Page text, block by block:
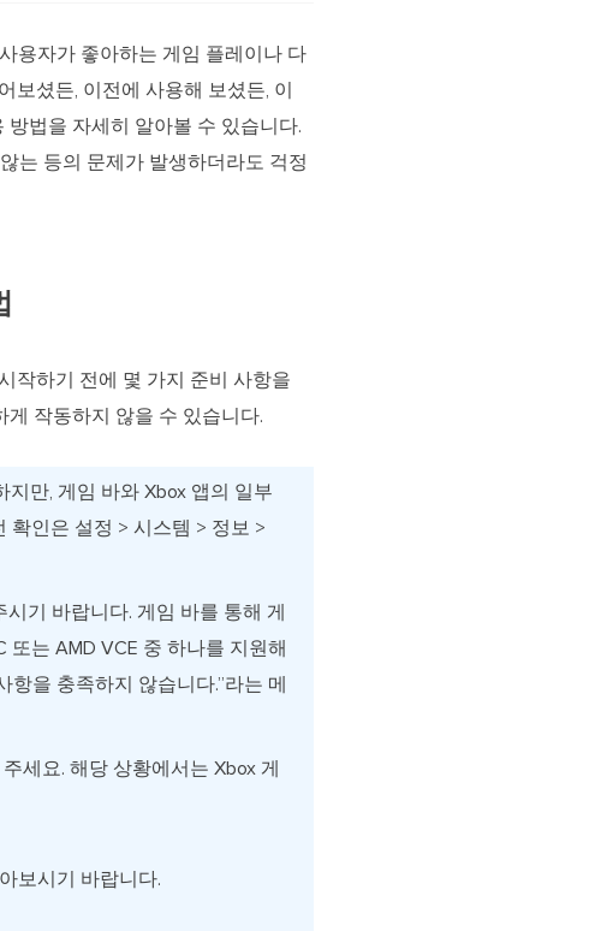
툴
보이스 웨이브
실시간 AI 음성 변조 프로그램
용자가 좋아하는 게임 플레이나 다
보셨든, 이전에 사용해 보셨든, 이
방법을 자세히 알아볼 수 있습니다.
는 등의 문제가 발생하더라도 걱정
작하기 전에 몇 가지 준비 사항을
작동하지 않을 수 있습니다.
지만, 게임 바와 Xbox 앱의 일부
확인은 설정 > 시스템 > 정보 >
기 바랍니다. 게임 바를 통해 게
또는 AMD VCE 중 하나를 지원해
을 충족하지 않습니다.”라는 메
세요. 해당 상황에서는 Xbox 게
보시기 바랍니다.